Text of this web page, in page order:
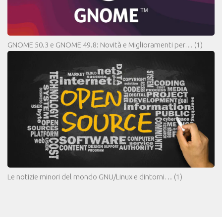
GNOME 50.3 e GNOME 49.8: Novità e Miglioramenti per… (1)
Le notizie minori del mondo GNU/Linux e dintorni… (1)